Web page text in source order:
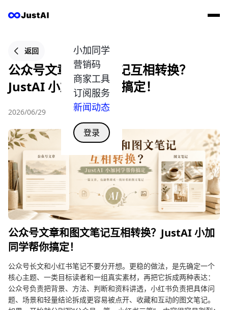
小加同学
营销码
商家工具
订阅服务
新闻动态
登录
返回
公众号文章和图文笔记互相转换？
JustAI 小加同学帮你搞定！
2026/06/29
公众号文章和图文笔记互相转换？JustAI 小加
同学帮你搞定！
公众号长文和小红书笔记不要分开想。更稳的做法，是先确定一个
核心主题、一类目标读者和一组真实素材，再把它拆成两种表达：
公众号负责把背景、方法、判断和资料讲透，小红书负责把具体问
题、场景和轻量结论拆成更容易被点开、收藏和互动的图文笔记。